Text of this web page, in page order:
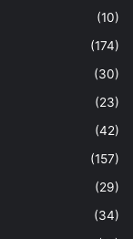
(10)
(174)
(30)
(23)
(42)
(157)
(29)
(34)